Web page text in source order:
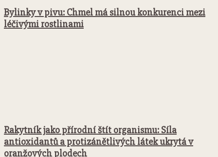
Bylinky v pivu: Chmel má silnou konkurenci mezi
léčivými rostlinami
Rakytník jako přírodní štít organismu: Síla
antioxidantů a protizánětlivých látek ukrytá v
oranžových plodech